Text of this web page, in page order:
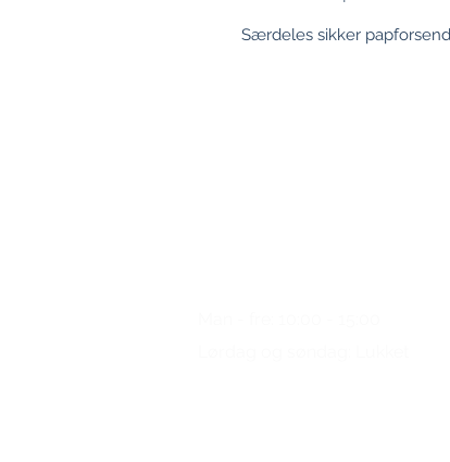
Særdeles sikker